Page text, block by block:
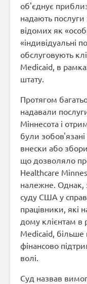
об'єднує
надають
відомих як
«індивідуальні
обслуговують
Medicaid, в
штату.
Протягом
надавали
Міннесота і
були
внески або
що дозволяло
Healthcare
належне. Однак,
суду США у
працівники, які
дому клієнтам в
Medicaid, більше
фінансово
волі.
Суд назвав